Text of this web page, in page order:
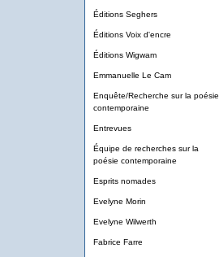
Éditions Seghers
Éditions Voix d'encre
Éditions Wigwam
Emmanuelle Le Cam
Enquête/Recherche sur la poésie
contemporaine
Entrevues
Équipe de recherches sur la
poésie contemporaine
Esprits nomades
Evelyne Morin
Evelyne Wilwerth
Fabrice Farre